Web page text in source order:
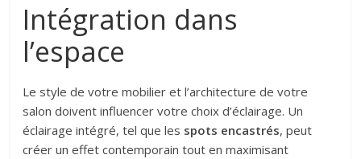
Intégration dans
l’espace
Le style de votre mobilier et l’architecture de votre
salon doivent influencer votre choix d’éclairage. Un
éclairage intégré, tel que les spots encastrés, peut
créer un effet contemporain tout en maximisant